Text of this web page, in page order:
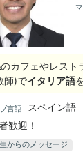
のカフェやレスト
師)でイタリア語
言語 スペイン語
歓迎！
からのメッセージ